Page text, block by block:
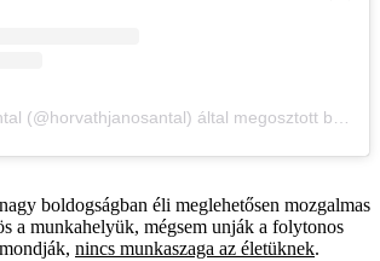
Horváth János Antal (@horvathjanosantal) által megosztott bejegyzés
boldogságban éli meglehetősen mozgalmas
a munkahelyük, mégsem unják a folytonos
nincs munkaszaga az életüknek.